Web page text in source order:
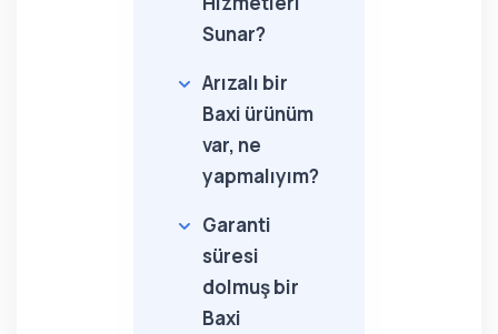
Sunar?
Arızalı bir
Baxi ürünüm
var, ne
yapmalıyım?
Garanti
süresi
dolmuş bir
Baxi